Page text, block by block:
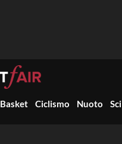
Basket Ciclismo Nuoto Sci